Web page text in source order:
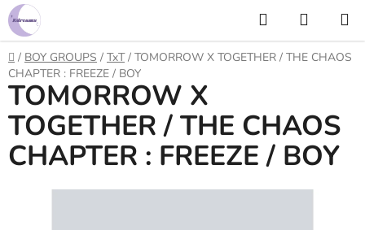
Prejsť
na
obsah
Hľadať
KOŠÍK
Domov
/ BOY GROUPS / TxT / TOMORROW X TOGETHER / THE CHAOS
CHAPTER : FREEZE / BOY
TOMORROW X
TOGETHER / THE CHAOS
CHAPTER : FREEZE / BOY